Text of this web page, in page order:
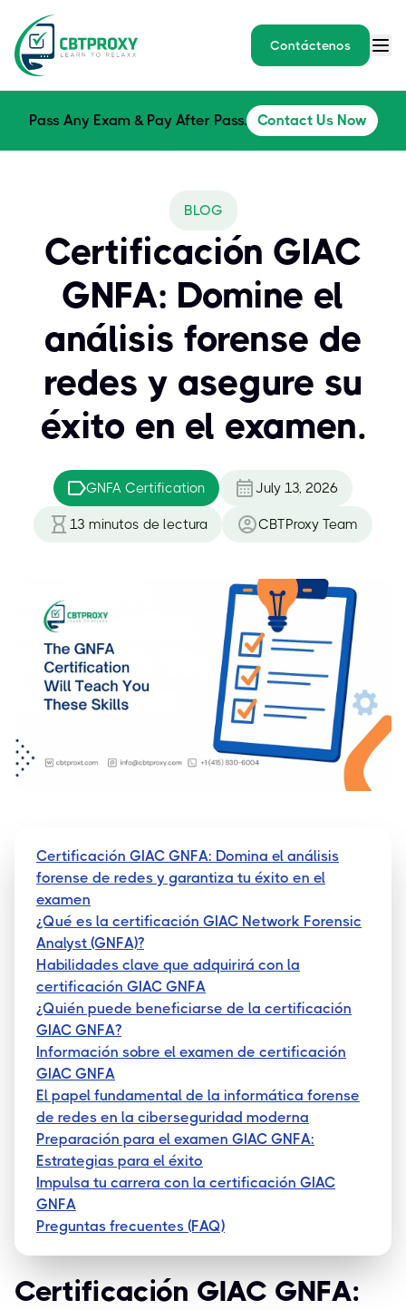
Contáctenos
Pass Any Exam & Pay After Pass. Contact Us Now
BLOG
Certificación GIAC
GNFA: Domine el
análisis forense de
redes y asegure su
éxito en el examen.
GNFA Certification July 13, 2026
13 minutos de lectura CBTProxy Team
Certificación GIAC GNFA: Domina el análisis
forense de redes y garantiza tu éxito en el
examen
¿Qué es la certificación GIAC Network Forensic
Analyst (GNFA)?
Habilidades clave que adquirirá con la
certificación GIAC GNFA
¿Quién puede beneficiarse de la certificación
GIAC GNFA?
Información sobre el examen de certificación
GIAC GNFA
El papel fundamental de la informática forense
de redes en la ciberseguridad moderna
Preparación para el examen GIAC GNFA:
Estrategias para el éxito
Impulsa tu carrera con la certificación GIAC
GNFA
Preguntas frecuentes (FAQ)
Certificación GIAC GNFA: